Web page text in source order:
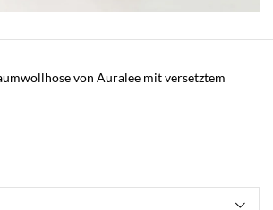
von Auralee mit versetztem